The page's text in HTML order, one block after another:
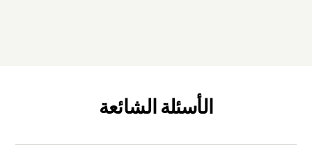
الأسئلة الشائعة